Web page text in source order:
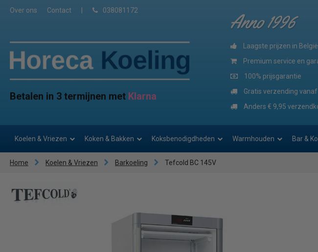
Over ons Contact 038081172
Betalen in 3 termijnen met Klarna
Anno 1996
Laagste prijzen in België
Premium service en
100% prijsgarantie
Gratis verzending
Anders € 9,95
Koelen & Vriezen Koken & Bakken Koksbenodigdheden Warmhouden Bar &
Home Koelen & Vriezen Barkoeling Tefcold BC 145V